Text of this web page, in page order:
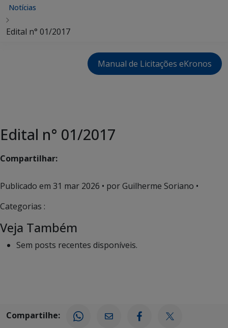
Notícias
Edital n° 01/2017
Manual de Licitações eKronos
Edital n° 01/2017
Compartilhar:
Publicado em 31 mar 2026 • por Guilherme Soriano •
Categorias :
Veja Também
Sem posts recentes disponíveis.
Compartilhe: